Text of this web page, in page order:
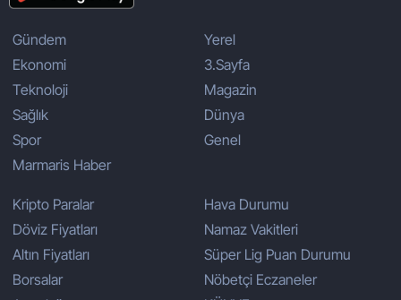
Gündem
Ekonomi
Teknoloji
Sağlık
Spor
Marmaris Haber
Yerel
3.Sayfa
Magazin
Dünya
Genel
Kripto Paralar
Döviz Fiyatları
Altın Fiyatları
Borsalar
Hava Durumu
Namaz Vakitleri
Süper Lig Puan Durumu
Nöbetçi Eczaneler